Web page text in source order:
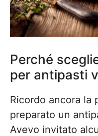
Perché
per antipasti
Ricordo ancora la
preparato un
Avevo invitato